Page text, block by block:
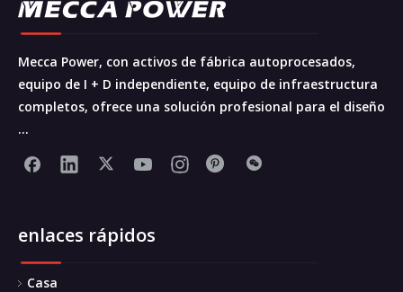
Mecca Power, con activos de fábrica autoprocesados,
equipo de I + D independiente, equipo de infraestructura
completos, ofrece una solución profesional para el diseño
...
enlaces rápidos
Casa